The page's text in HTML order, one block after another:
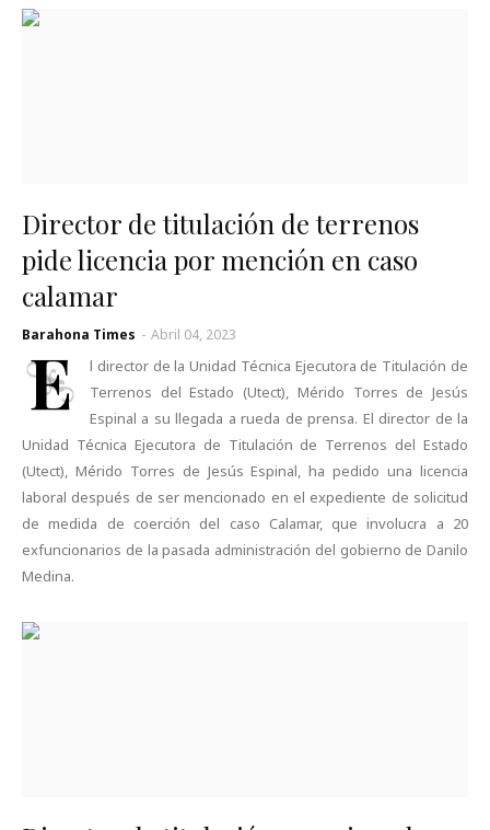
Director de titulación de terrenos
pide licencia por mención en caso
calamar
Barahona Times - Abril 04, 2023
E
l director de la Unidad Técnica Ejecutora de Titulación de
Terrenos del Estado (Utect), Mérido Torres de Jesús
Espinal a su llegada a rueda de prensa. El director de la
Unidad Técnica Ejecutora de Titulación de Terrenos del Estado
(Utect), Mérido Torres de Jesús Espinal, ha pedido una licencia
laboral después de ser mencionado en el expediente de solicitud
de medida de coerción del caso Calamar, que involucra a 20
exfuncionarios de la pasada administración del gobierno de Danilo
Medina.